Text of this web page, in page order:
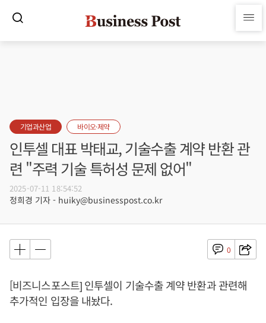
기업과산업 바이오·제약
인투셀 대표 박태교, 기술수출 계약 반환 관
련 "주력 기술 특허성 문제 없어"
2025-07-11 18:54:52
정희경 기자 - huiky@businesspost.co.kr
0
[비즈니스포스트] 인투셀이 기술수출 계약 반환과 관련해
추가적인 입장을 내놨다.